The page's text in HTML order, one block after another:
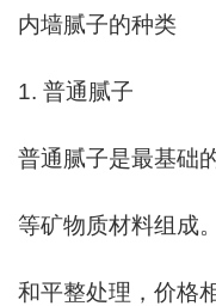
内墙腻子的种类
1. 普通腻子
普通腻子是最基础
等矿物质材料组成
和平整处理，价格